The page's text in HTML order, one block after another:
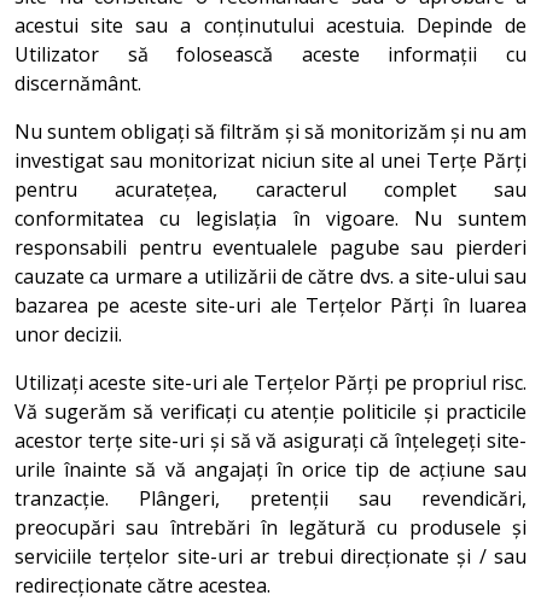
acestui site sau a conținutului acestuia. Depinde de
Utilizator să folosească aceste informații cu
discernământ.
Nu suntem obligați să filtrăm și să monitorizăm și nu am
investigat sau monitorizat niciun site al unei Terțe Părți
pentru acuratețea, caracterul complet sau
conformitatea cu legislația în vigoare. Nu suntem
responsabili pentru eventualele pagube sau pierderi
cauzate ca urmare a utilizării de către dvs. a site-ului sau
bazarea pe aceste site-uri ale Terțelor Părți în luarea
unor decizii.
Utilizați aceste site-uri ale Terțelor Părți pe propriul risc.
Vă sugerăm să verificați cu atenție politicile și practicile
acestor terțe site-uri și să vă asigurați că înțelegeți site-
urile înainte să vă angajați în orice tip de acțiune sau
tranzacție. Plângeri, pretenții sau revendicări,
preocupări sau întrebări în legătură cu produsele și
serviciile terțelor site-uri ar trebui direcționate și / sau
redirecționate către acestea.